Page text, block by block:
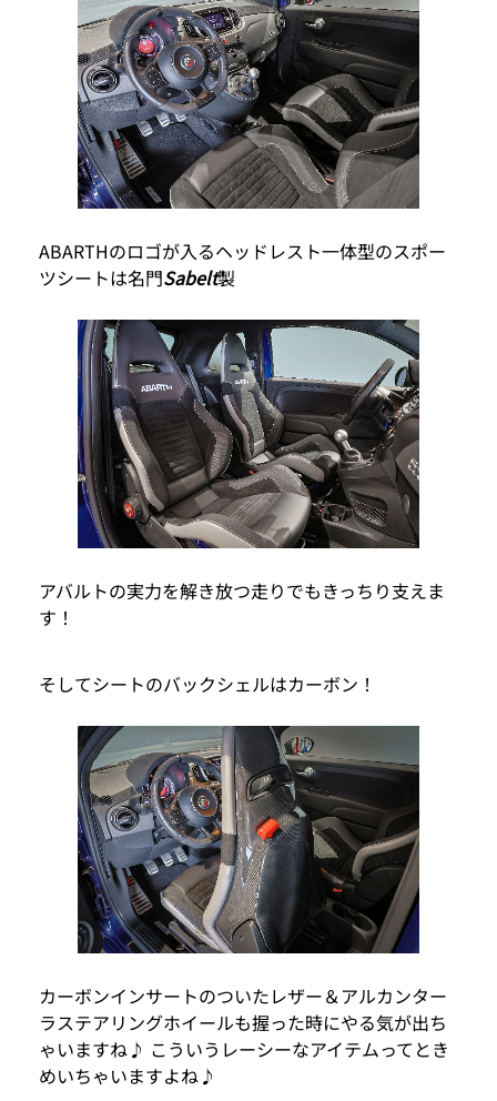
ABARTHのロゴが入るヘッドレスト一体型のスポー
ツシートは名門Sabelt製
アバルトの実力を解き放つ走りでもきっちり支えま
す！
そしてシートのバックシェルはカーボン！
カーボンインサートのついたレザー＆アルカンター
ラステアリングホイールも握った時にやる気が出ち
ゃいますね♪ こういうレーシーなアイテムってとき
めいちゃいますよね♪